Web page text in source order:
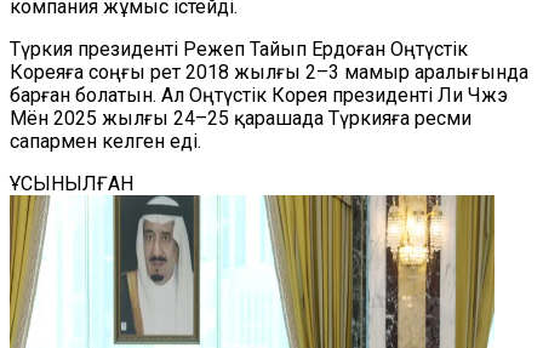
компания жұмыс істейді.
Түркия президенті Режеп Тайып Ердоған Оңтүстік
Кореяға соңғы рет 2018 жылғы 2–3 мамыр аралығында
барған болатын. Ал Оңтүстік Корея президенті Ли Чжэ
Мён 2025 жылғы 24–25 қарашада Түркияға ресми
сапармен келген еді.
ҰСЫНЫЛҒАН